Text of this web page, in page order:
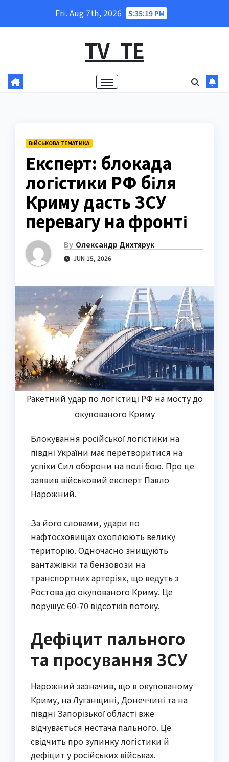
Fri. Aug 7th, 2026 5:35:20 PM
TV_TE
ВІЙСЬКОВА ТЕМАТИКА
Експерт: блокада
логістики РФ біля
Криму дасть ЗСУ
перевагу на фронті
By Олександр Дихтярук
JUN 15, 2026
Ракетний удар по логістиці РФ на мосту до
окупованого Криму
Блокування російської логістики на
півдні України має перетворитися на
успіхи Сил оборони на полі бою. Про це
заявив військовий експерт Павло
Нарожний.
За його словами, удари по
нафтосховищах охоплюють велику
територію. Одночасно знищують
вантажівки та бензовози на
транспортних артеріях, що ведуть з
Ростова до окупованого Криму. Це
порушує 60-70 відсотків потоку.
Дефіцит пального
та просування ЗСУ
Нарожний зазначив, що в окупованому
Криму, на Луганщині, Донеччині та на
півдні Запорізької області вже
відчувається нестача пального. Це
свідчить про зупинку логістики й
дефіцит у російських військах.